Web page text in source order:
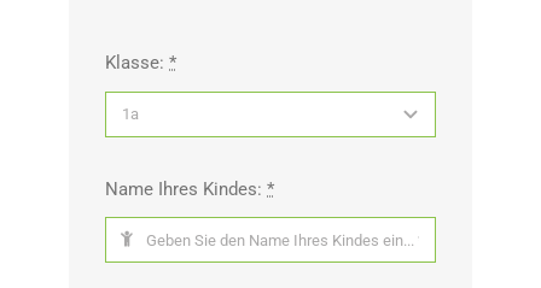
Klasse:*
Name Ihres Kindes:*